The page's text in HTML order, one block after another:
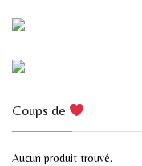
Coups de
Aucun produit trouvé.